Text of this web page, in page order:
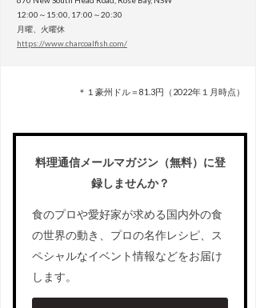
12:00～15:00, 17:00～20:30
月曜、火曜休
https://www.charcoalfish.com/
＊１豪州ドル＝81.3円（2022年１月時点）
料理通信メールマガジン（無料）に登
録しませんか？
食のプロや愛好家が求める国内外の食
の世界の動き、プロの名作レシピ、ス
ペシャルなイベント情報などをお届け
します。